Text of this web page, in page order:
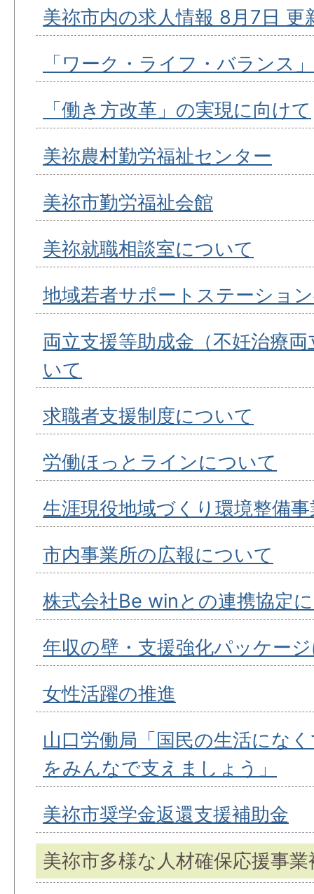
美祢市内の求人情報 8月7日 更
「ワーク・ライフ・バランス
「働き方改革」の実現に向けて
美祢農村勤労福祉センター
美祢市勤労福祉会館
美祢就職相談室について
地域若者サポートステーショ
両立支援等助成金（不妊治療
いて
求職者支援制度について
労働ほっとラインについて
生涯現役地域づくり環境整備
市内事業所の広報について
株式会社Be winとの連携協定
年収の壁・支援強化パッケー
女性活躍の推進
山口労働局「国民の生活にな
をみんなで支えましょう」
美祢市奨学金返還支援補助金
美祢市多様な人材確保応援事業